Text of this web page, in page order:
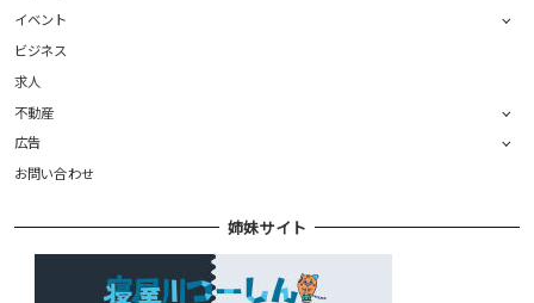
イベント
ビジネス
求人
不動産
広告
お問い合わせ
姉妹サイト